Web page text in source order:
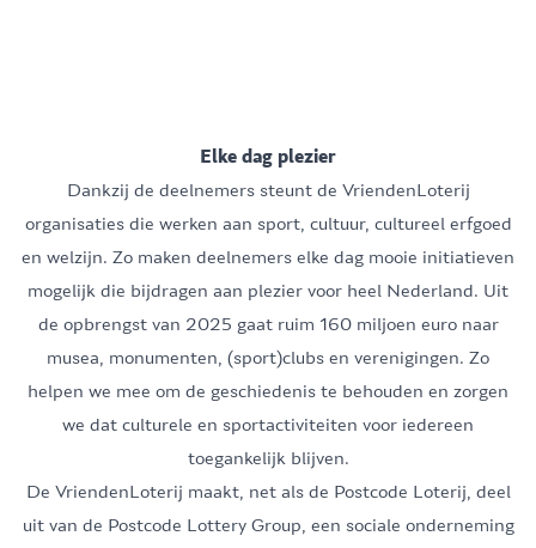
Elke dag plezier
Dankzij de deelnemers steunt de VriendenLoterij
organisaties die werken aan sport, cultuur, cultureel erfgoed
en welzijn. Zo maken deelnemers elke dag mooie initiatieven
mogelijk die bijdragen aan plezier voor heel Nederland. Uit
de opbrengst van 2025 gaat ruim 160 miljoen euro naar
musea, monumenten, (sport)clubs en verenigingen. Zo
helpen we mee om de geschiedenis te behouden en zorgen
we dat culturele en sportactiviteiten voor iedereen
toegankelijk blijven.
De VriendenLoterij maakt, net als de Postcode Loterij, deel
uit van de Postcode Lottery Group , een sociale onderneming